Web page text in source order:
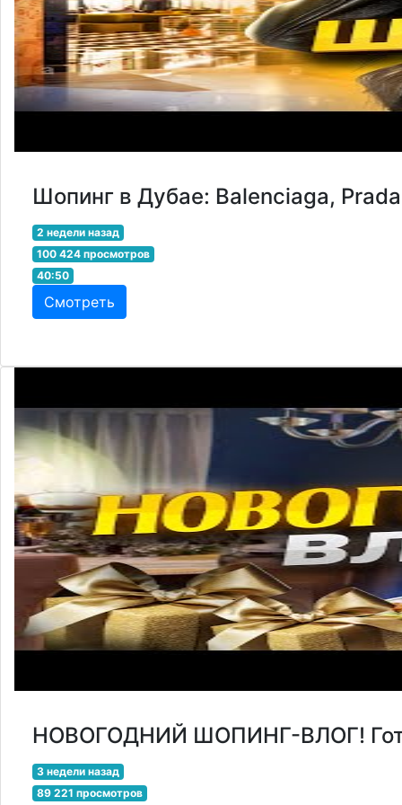
Шопинг в Дубае: Balenciaga,
2 недели назад
100 424 просмотров
40:50
Смотреть
НОВОГОДНИЙ ШОПИНГ-ВЛОГ!
3 недели назад
89 221 просмотров